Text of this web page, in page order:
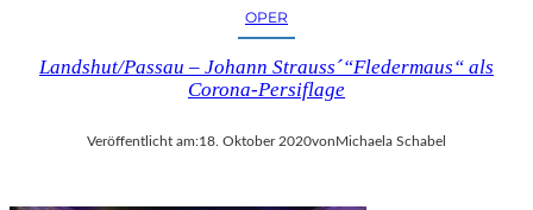
OPER
Landshut/Passau – Johann Strauss´“Fledermaus“ als
Corona-Persiflage
Veröffentlicht am:18. Oktober 2020von Michaela Schabel